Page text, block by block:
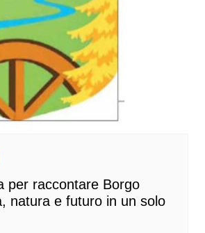
per raccontare Borgo
natura e futuro in un solo